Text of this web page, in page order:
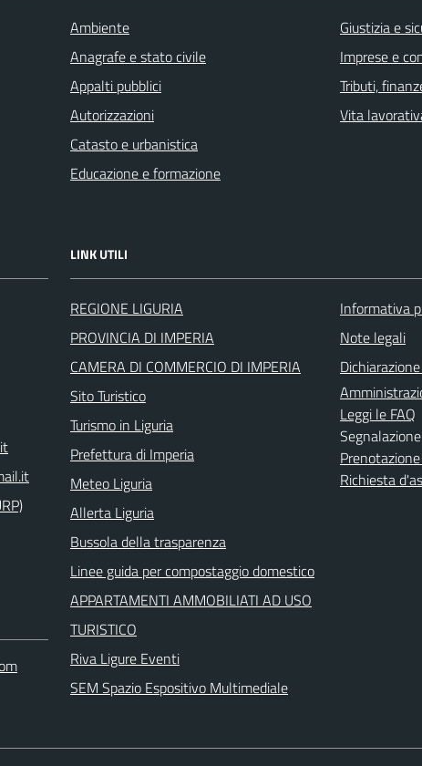
Ambiente
Anagrafe e stato civile
Appalti pubblici
Autorizzazioni
Catasto e urbanistica
Educazione e formazione
Giustizia e
Imprese e
Tributi,
Vita
LINK UTILI
REGIONE LIGURIA
PROVINCIA DI IMPERIA
CAMERA DI COMMERCIO DI IMPERIA
Sito Turistico
Turismo in Liguria
Prefettura di Imperia
Meteo Liguria
Allerta Liguria
Bussola della trasparenza
Linee guida per compostaggio domestico
APPARTAMENTI AMMOBILIATI AD USO
TURISTICO
Riva Ligure Eventi
SEM Spazio Espositivo Multimediale
Informativa
Note legali
Leggi le FAQ
Richiesta